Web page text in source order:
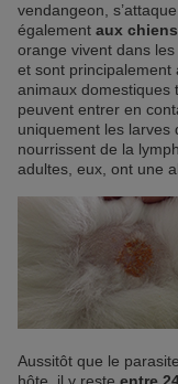
vendangeon,
également aux
orange vivent dans
et sont principalement
animaux domestiques
peuvent entrer en
uniquement les larves
nourrissent de la
adultes, eux, ont une
Aussitôt que le